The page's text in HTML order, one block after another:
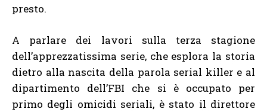
presto.
A parlare dei lavori sulla terza stagione
dell’apprezzatissima serie, che esplora la storia
dietro alla nascita della parola serial killer e al
dipartimento dell’FBI che si è occupato per
primo degli omicidi seriali, è stato il direttore